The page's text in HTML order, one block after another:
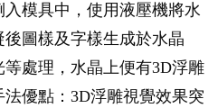
模具中，使用液壓機將水
圖樣及字樣生成於水晶
處理，水晶上便有3D浮雕
優點：3D浮雕視覺效果突